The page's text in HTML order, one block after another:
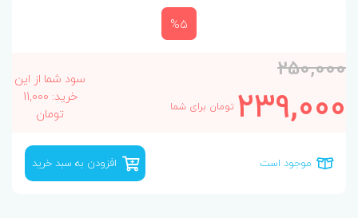
%5
250,000
239,000 تومان برای شما
سود شما از این
خرید: 11,000
تومان
موجود است افزودن به سبد خرید